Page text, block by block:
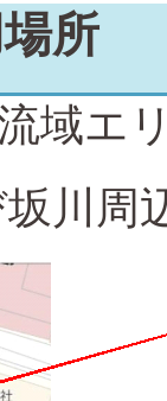
所
域エ
坂川